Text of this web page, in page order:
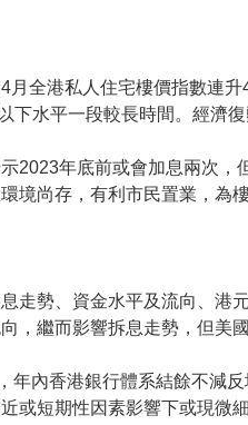
全港私人住宅樓價指數連
水平一段較長時間。經濟
2023年底前或會加息兩次
境尚存，有利市民置業，為樓
走勢、資金水平及流向、
，繼而影響拆息走勢，但美
內香港銀行體系結餘不減
或短期性因素影響下或現